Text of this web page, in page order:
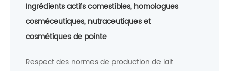
Ingrédients actifs comestibles, homologues
cosméceutiques, nutraceutiques et
cosmétiques de pointe
Respect des normes de production de lait